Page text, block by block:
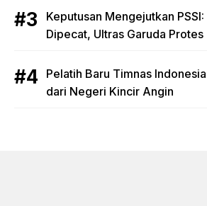
Keputusan Mengejutkan
Dipecat, Ultras Garuda Protes
Pelatih Baru Timnas
dari Negeri Kincir Angin